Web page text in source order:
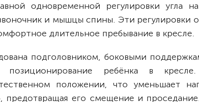
одновременной регулировки угла
и мышцы спины. Эти регулировки
длительное пребывание в кресле.
подголовником, боковыми
позиционирование ребёнка в
положении, что уменьшает
его смещение и